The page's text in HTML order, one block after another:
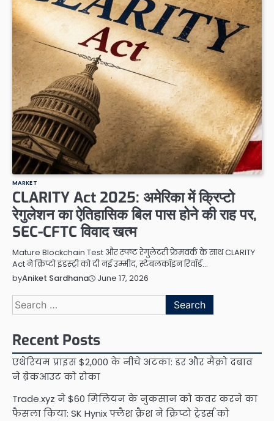
MARKET
CLARITY Act 2025: अमेरिका में क्रिप्टो
रेगुलेशन का ऐतिहासिक बिल पास होने की राह पर,
SEC-CFTC विवाद खत्म
Mature Blockchain Test और स्पष्ट रेगुलेटरी फ्रेमवर्क के साथ CLARITY
Act ने क्रिप्टो इंडस्ट्री को दी नई उम्मीद, स्टेबलकॉइन रिवॉर्ड…
byAniket Sardhana June 17, 2026
Search
for:
Recent Posts
एथेरियम प्राइस $2,000 के नीचे अटका: डर और मैक्रो दबाव
ने ब्रेकआउट को रोका
Trade.xyz ने $60 मिलियन के नुकसान को कवर करने का
फैसला किया: SK Hynix फ्लैश क्रैश ने क्रिप्टो ट्रेडर्स को